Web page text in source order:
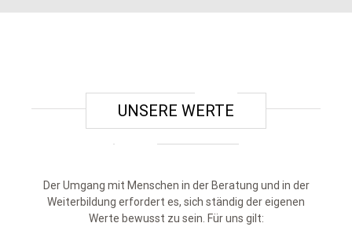
UNSERE WERTE
Der Umgang mit Menschen in der Beratung und in der
Weiterbildung erfordert es, sich ständig der eigenen
Werte bewusst zu sein. Für uns gilt: